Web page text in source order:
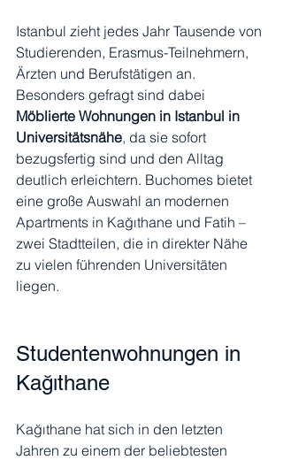
Istanbul zieht jedes Jahr Tausende von
Studierenden, Erasmus-Teilnehmern,
Ärzten und Berufstätigen an.
Besonders gefragt sind dabei
Möblierte Wohnungen in Istanbul in
Universitätsnähe, da sie sofort
bezugsfertig sind und den Alltag
deutlich erleichtern. Buchomes bietet
eine große Auswahl an modernen
Apartments in Kağıthane und Fatih –
zwei Stadtteilen, die in direkter Nähe
zu vielen führenden Universitäten
liegen.
Studentenwohnungen in
Kağıthane
Kağıthane hat sich in den letzten
Jahren zu einem der beliebtesten